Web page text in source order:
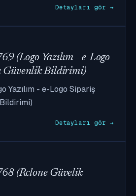
Detayları gör →
(Logo Yazılım - e-Logo
Güvenlik Bildirimi)
Yazılım - e-Logo Sipariş
Detayları gör →
(Rclone Güvelik